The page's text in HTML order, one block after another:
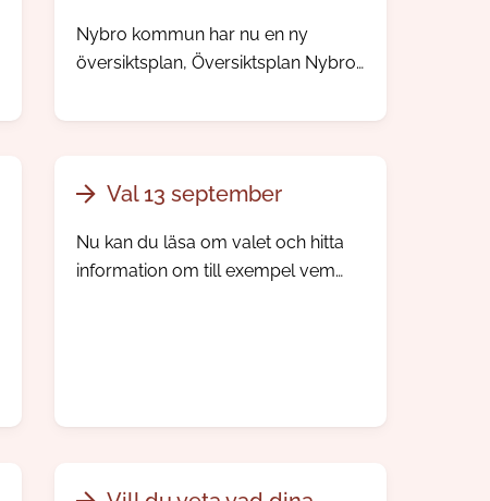
Nybro kommun har nu en ny
översiktsplan, Översiktsplan Nybro
kommunens utveckling fram till år
verksamheter, infrastruktur, natur-
och kulturmiljöer samt
användningen av mark och vatten.
Val 13 september
Nu kan du läsa om valet och hitta
information om till exempel vem